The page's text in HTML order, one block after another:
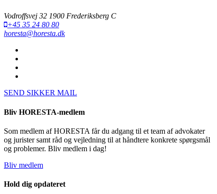
Vodroffsvej 32 1900 Frederiksberg C
+45 35 24 80 80
horesta@horesta.dk
SEND SIKKER MAIL
Bliv HORESTA-medlem
Som medlem af HORESTA får du adgang til et team af advokater
og jurister samt råd og vejledning til at håndtere konkrete spørgsmål
og problemer. Bliv medlem i dag!
Bliv medlem
Hold dig opdateret